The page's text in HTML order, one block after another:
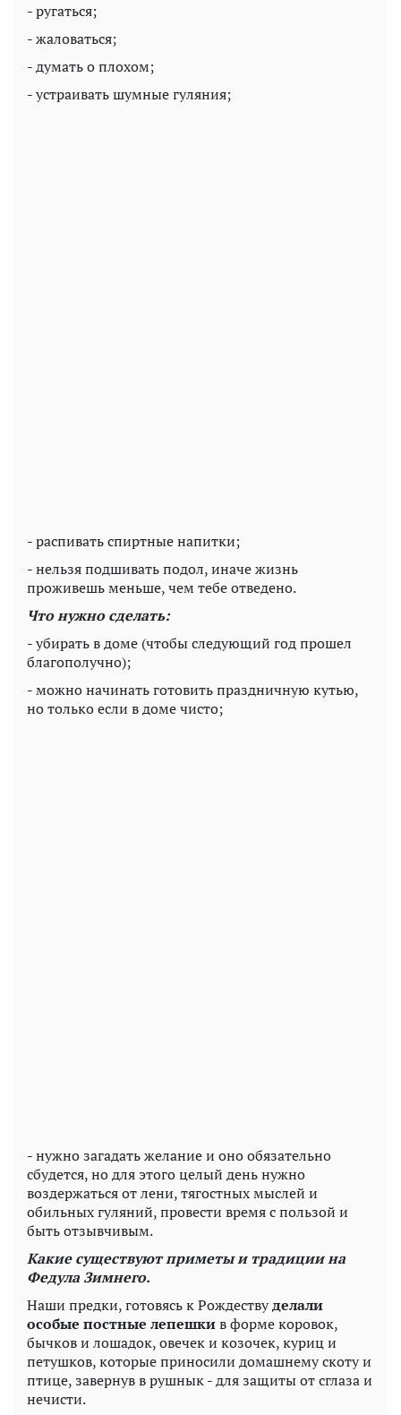
- ругаться;
- жаловаться;
- думать о плохом;
- устраивать шумные гуляния;
- распивать спиртные напитки;
- нельзя подшивать подол, иначе жизнь
проживешь меньше, чем тебе отведено.
Что нужно сделать:
- убирать в доме (чтобы следующий год прошел
благополучно);
- можно начинать готовить праздничную кутью,
но только если в доме чисто;
- нужно загадать желание и оно обязательно
сбудется, но для этого целый день нужно
воздержаться от лени, тягостных мыслей и
обильных гуляний, провести время с пользой и
быть отзывчивым.
Какие существуют приметы и традиции на
Федула Зимнего.
Наши предки, готовясь к Рождествуделали
особые постные лепешкив форме коровок,
бычков и лошадок, овечек и козочек, куриц и
петушков, которые приносили домашнему скоту и
птице, завернув в рушнык - для защиты от сглаза и
нечисти.